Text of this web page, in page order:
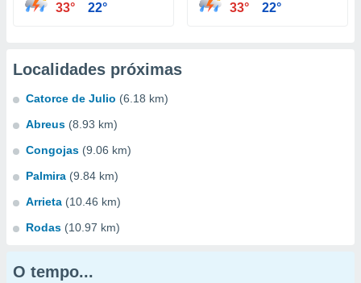
33° 22° 33° 22°
Localidades próximas
Catorce de Julio (6.18 km)
Abreus (8.93 km)
Congojas (9.06 km)
Palmira (9.84 km)
Arrieta (10.46 km)
Rodas (10.97 km)
O tempo...